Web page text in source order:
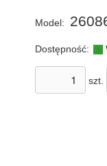
Model:
Dostępność:
szt.